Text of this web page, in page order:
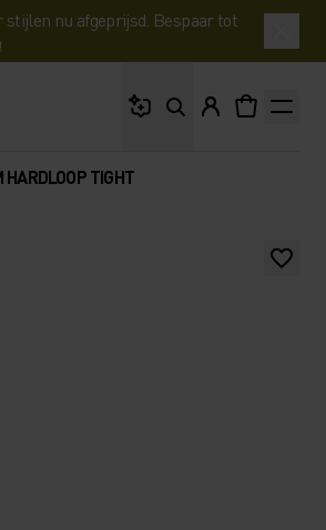
nu afgeprijsd. Bespaar tot
HARDLOOP TIGHT